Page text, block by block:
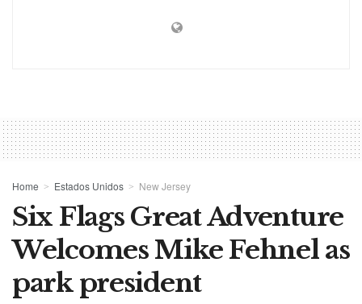
Home Estados Unidos New Jersey
Six Flags Great Adventure
Welcomes Mike Fehnel as
park president